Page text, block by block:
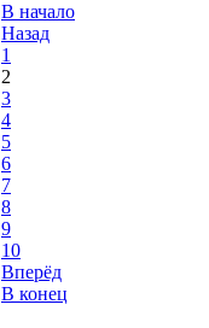
В начало
Назад
1
2
3
4
5
6
7
8
9
10
Вперёд
В конец